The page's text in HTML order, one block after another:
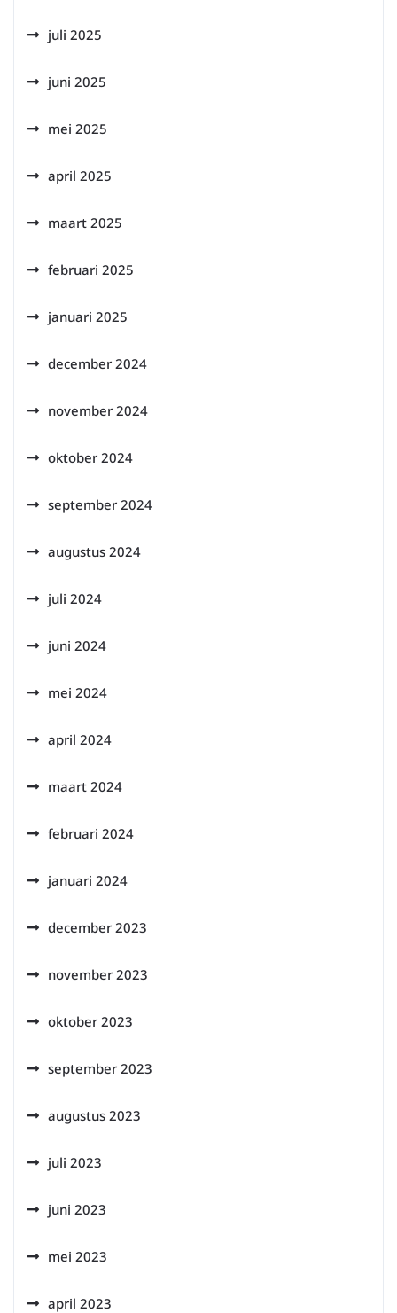
juli 2025
juni 2025
mei 2025
april 2025
maart 2025
februari 2025
januari 2025
december 2024
november 2024
oktober 2024
september 2024
augustus 2024
juli 2024
juni 2024
mei 2024
april 2024
maart 2024
februari 2024
januari 2024
december 2023
november 2023
oktober 2023
september 2023
augustus 2023
juli 2023
juni 2023
mei 2023
april 2023